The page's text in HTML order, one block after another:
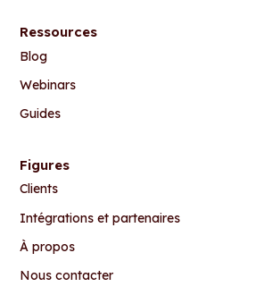
Ressources
Blog
Webinars
Guides
Figures
Clients
Intégrations et partenaires
À propos
Nous contacter